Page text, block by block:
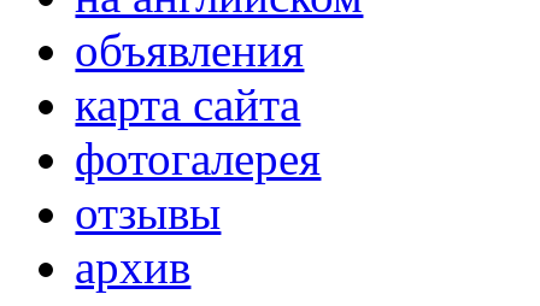
объявления
карта сайта
фотогалерея
отзывы
архив